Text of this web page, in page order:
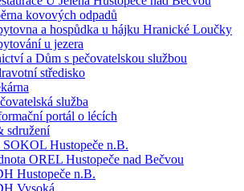
kovových odpadů
a hospůdka u hájku Hranické Loučky
u jezera
a Dům s pečovatelskou službou
středisko
služba
portál o lécích
sdružení
SOKOL Hustopeče n.B.
OREL Hustopeče nad Bečvou
Hustopeče n.B.
Vysoká